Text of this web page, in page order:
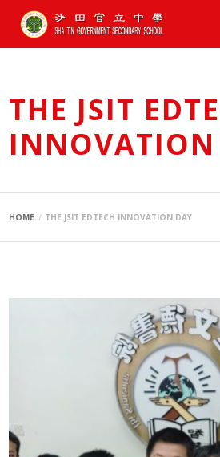
THE JSIT
HOME THE JSIT EDTECH INNOVATION DAY